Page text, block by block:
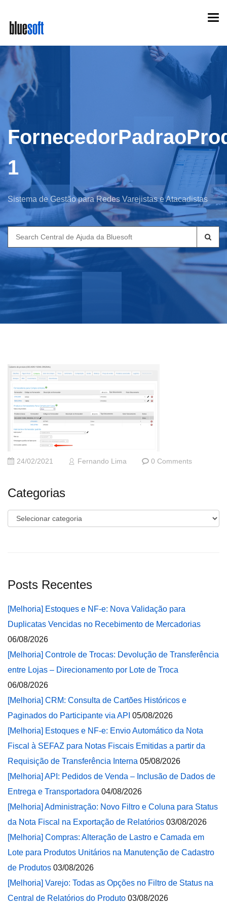
main
content
1
Sistema de Gestão para Redes Varejistas e Atacadistas
Search
for:
24/02/2021 Fernando Lima 0 Comments
Categorias
Categorias
Posts Recentes
[Melhoria] Estoques e NF-e: Nova Validação para
Duplicatas Vencidas no Recebimento de Mercadorias
06/08/2026
[Melhoria] Controle de Trocas: Devolução de Transferência
entre Lojas – Direcionamento por Lote de Troca
06/08/2026
[Melhoria] CRM: Consulta de Cartões Históricos e
Paginados do Participante via API 05/08/2026
[Melhoria] Estoques e NF-e: Envio Automático da Nota
Fiscal à SEFAZ para Notas Fiscais Emitidas a partir da
Requisição de Transferência Interna 05/08/2026
[Melhoria] API: Pedidos de Venda – Inclusão de Dados de
Entrega e Transportadora 04/08/2026
[Melhoria] Administração: Novo Filtro e Coluna para Status
da Nota Fiscal na Exportação de Relatórios 03/08/2026
[Melhoria] Compras: Alteração de Lastro e Camada em
Lote para Produtos Unitários na Manutenção de Cadastro
de Produtos 03/08/2026
[Melhoria] Varejo: Todas as Opções no Filtro de Status na
Central de Relatórios do Produto 03/08/2026